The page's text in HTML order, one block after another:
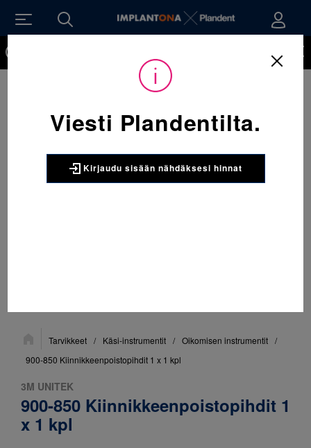
Sijainti:Tarvikkeet / Käsi-instrumentit / Oikomisen instrumentit /
900-850 Kiinnikkeenpoistopihdit 1 x 1 kpl
3M UNITEK
900-850 Kiinnikkeenpoistopihdit 1
x 1 kpl
Viesti Plandentilta.
Kirjaudu sisään nähdäksesi hinnat